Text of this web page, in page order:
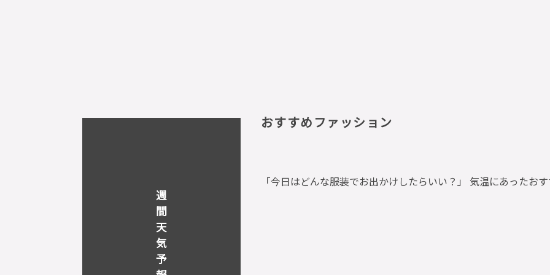
週
間
天
気
予
おすすめファッション
「今日はどんな服装でお出かけしたらいい？」 気温にあったお